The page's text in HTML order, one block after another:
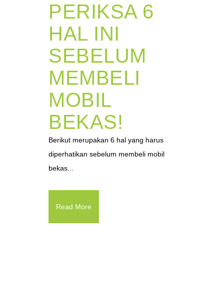
PERIKSA 6
HAL INI
SEBELUM
MEMBELI
MOBIL
BEKAS!
Berikut merupakan 6 hal yang harus
diperhatikan sebelum membeli mobil
bekas...
Read More